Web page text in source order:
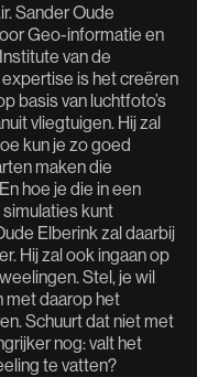
Sander Oude
Geo-informatie en
van de
is het creëren
basis van luchtfoto’s
vliegtuigen. Hij zal
kun je zo goed
maken die
hoe je die in een
kunt
Elberink zal daarbij
Hij zal ook ingaan op
Stel, je wil
met daarop het
Schuurt dat niet met
nog: valt het
te vatten?